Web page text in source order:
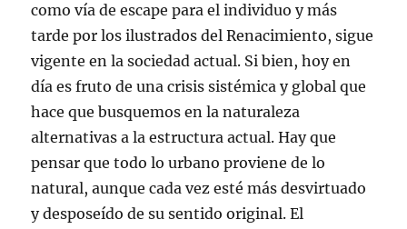
como vía de escape para el individuo y más
tarde por los ilustrados del Renacimiento, sigue
vigente en la sociedad actual. Si bien, hoy en
día es fruto de una crisis sistémica y global que
hace que busquemos en la naturaleza
alternativas a la estructura actual. Hay que
pensar que todo lo urbano proviene de lo
natural, aunque cada vez esté más desvirtuado
y desposeído de su sentido original. El